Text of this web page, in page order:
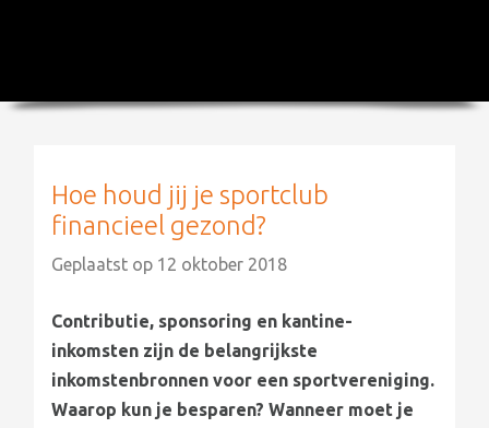
Hoe houd jij je sportclub
financieel gezond?
Geplaatst op 12 oktober 2018
Contributie, sponsoring en kantine-
inkomsten zijn de belangrijkste
inkomstenbronnen voor een sportvereniging.
Waarop kun je besparen? Wanneer moet je